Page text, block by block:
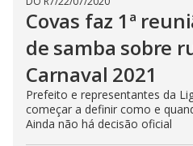
Covas faz 1ª
de samba sobre
Carnaval 2021
Prefeito e representantes da
começar a definir como e
Ainda não há decisão oficial